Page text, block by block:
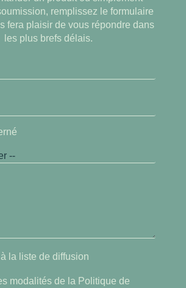
remplissez le formulaire
fera plaisir de vous répondre dans
les plus brefs délais.
la liste de diffusion
modalités de la Politique de